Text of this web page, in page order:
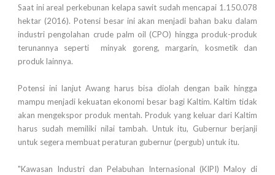
Saat ini areal perkebunan kelapa sawit sudah mencapai 1.150.078
hektar (2016). Potensi besar ini akan menjadi bahan baku dalam
industri pengolahan crude palm oil (CPO) hingga produk-produk
terunannya seperti minyak goreng, margarin, kosmetik dan
produk lainnya.
Potensi ini lanjut Awang harus bisa diolah dengan baik hingga
mampu menjadi kekuatan ekonomi besar bagi Kaltim. Kaltim tidak
akan mengekspor produk mentah. Produk yang keluar dari Kaltim
harus sudah memiliki nilai tambah. Untuk itu, Gubernur berjanji
untuk segera membuat peraturan gubernur (pergub) untuk itu.
"Kawasan Industri dan Pelabuhan Internasional (KIPI) Maloy di